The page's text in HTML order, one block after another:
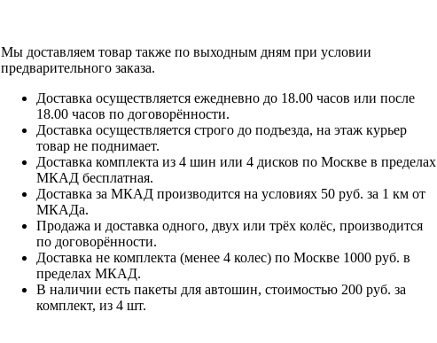
Мы доставляем товар также по выходным дням при условии
предварительного заказа.
Доставка осуществляется ежедневно до 18.00 часов или после
18.00 часов по договорённости.
Доставка осуществляется строго до подъезда, на этаж курьер
товар не поднимает.
Доставка комплекта из 4 шин или 4 дисков по Москве в пределах
МКАД бесплатная.
Доставка за МКАД производится на условиях 50 руб. за 1 км от
МКАДа.
Продажа и доставка одного, двух или трёх колёс, производится
по договорённости.
Доставка не комплекта (менее 4 колес) по Москве 1000 руб. в
пределах МКАД.
В наличии есть пакеты для автошин, стоимостью 200 руб. за
комплект, из 4 шт.